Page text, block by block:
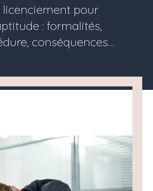
licenciement pour
: formalités,
conséquences…